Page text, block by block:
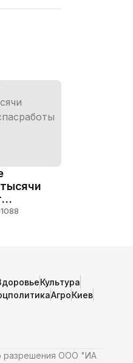
1088
Культура
АгроКиев
разрешения ООО "ИА